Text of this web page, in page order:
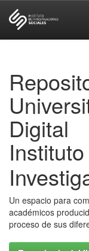
Digital
Un espacio para
académicos
proceso de sus